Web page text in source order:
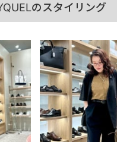
のスタイリング